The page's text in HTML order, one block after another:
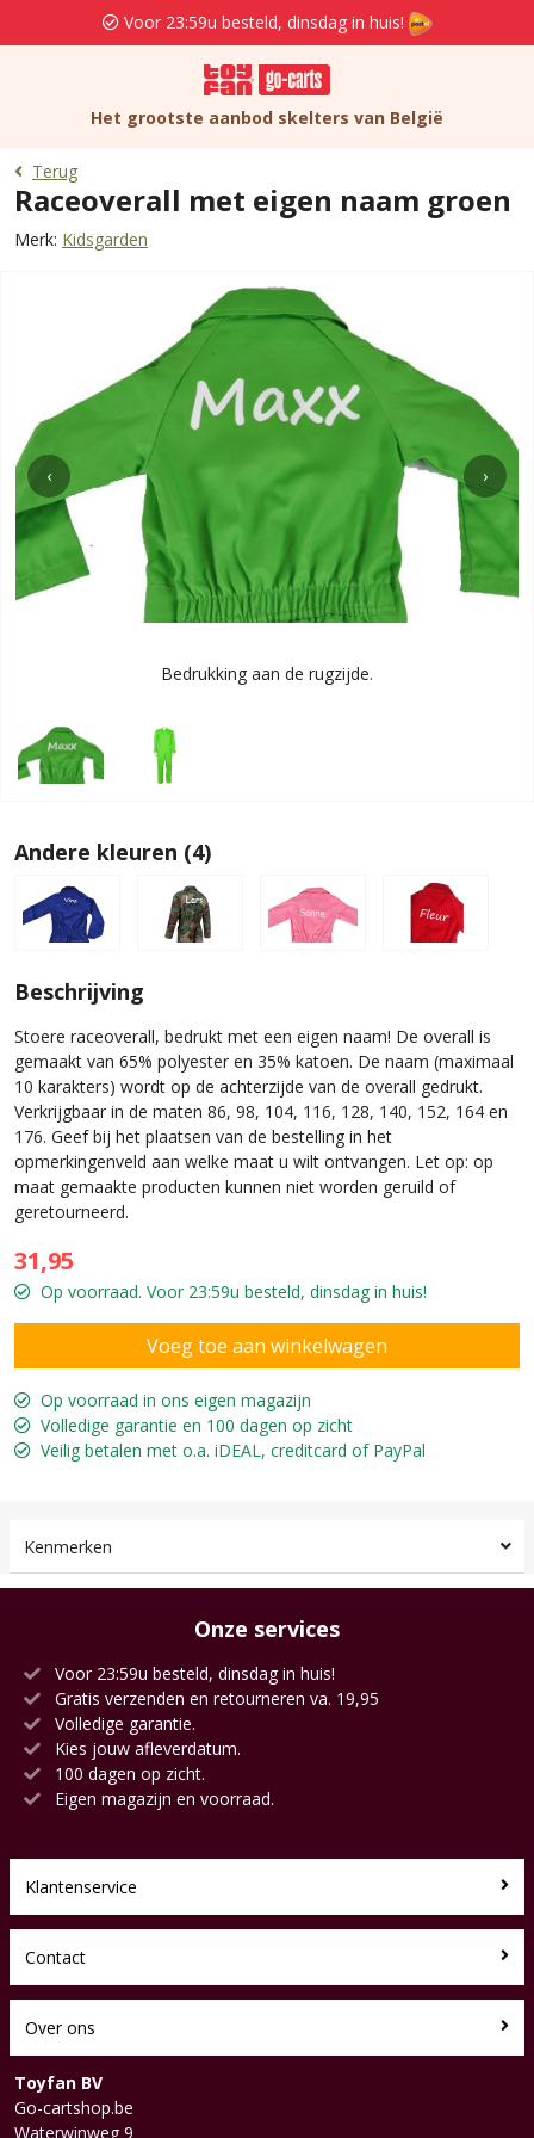
Voor 23:59u besteld, dinsdag in huis!
Het grootste aanbod skelters van België
Terug
Raceoverall met eigen naam groen
Merk: Kidsgarden
‹ ›
Bedrukking aan de rugzijde.
Andere kleuren (4)
Beschrijving
Stoere raceoverall, bedrukt met een eigen naam! De overall is
gemaakt van 65% polyester en 35% katoen. De naam (maximaal
10 karakters) wordt op de achterzijde van de overall gedrukt.
Verkrijgbaar in de maten 86, 98, 104, 116, 128, 140, 152, 164 en
176. Geef bij het plaatsen van de bestelling in het
opmerkingenveld aan welke maat u wilt ontvangen. Let op: op
maat gemaakte producten kunnen niet worden geruild of
geretourneerd.
31,95
Op voorraad. Voor 23:59u besteld, dinsdag in huis!
Op voorraad in ons eigen magazijn
Volledige garantie en 100 dagen op zicht
Veilig betalen met o.a. iDEAL, creditcard of PayPal
Kenmerken
Onze services
Voor 23:59u besteld, dinsdag in huis!
Gratis verzenden en retourneren va. 19,95
Volledige garantie.
Kies jouw afleverdatum.
100 dagen op zicht.
Eigen magazijn en voorraad.
Klantenservice
Contact
Over ons
Toyfan BV
Go-cartshop.be
Waterwinweg 9